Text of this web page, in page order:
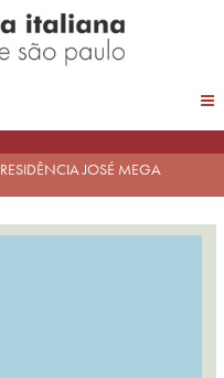
RESIDÊNCIA JOSÉ MEGA